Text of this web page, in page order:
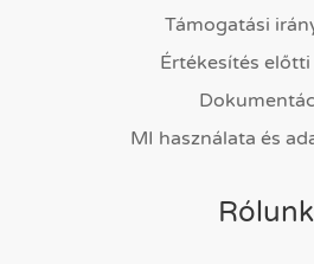
Támogatási
Értékesítés
MI használata és
Rólunk